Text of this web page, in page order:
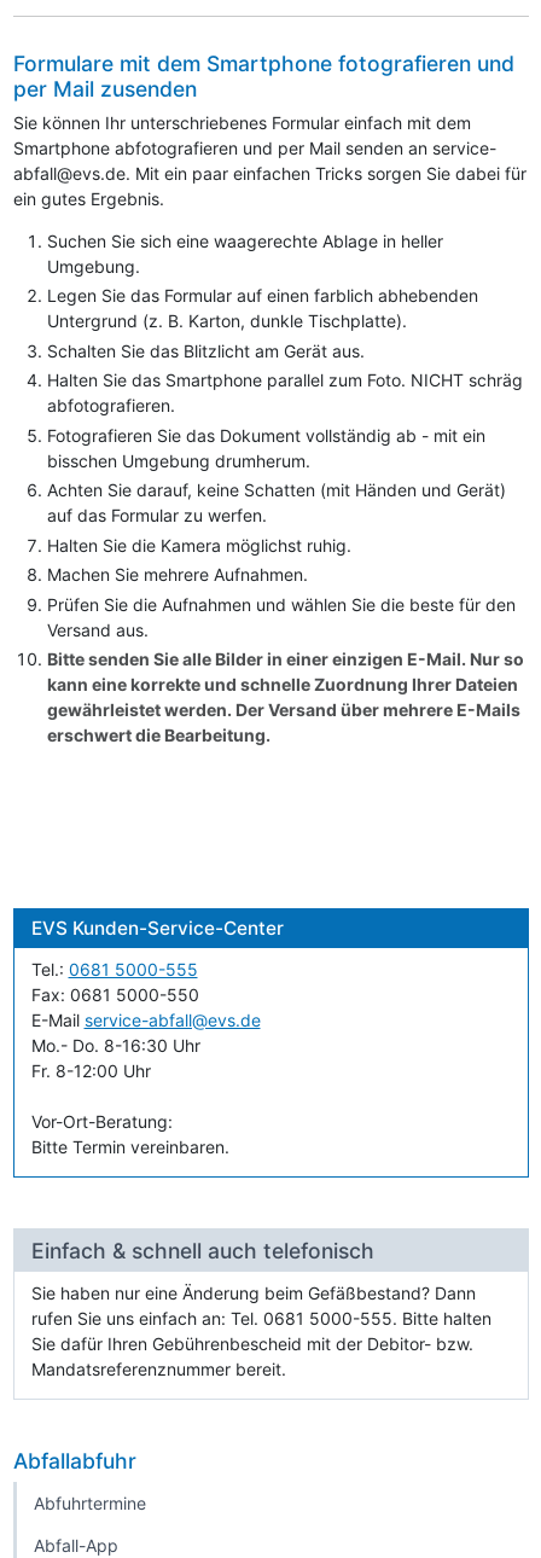
Formulare mit dem Smartphone fotografieren und
per Mail zusenden
Sie können Ihr unterschriebenes Formular einfach mit dem
Smartphone abfotografieren und per Mail senden an service-
abfall@evs.de. Mit ein paar einfachen Tricks sorgen Sie dabei für
ein gutes Ergebnis.
Suchen Sie sich eine waagerechte Ablage in heller
Umgebung.
Legen Sie das Formular auf einen farblich abhebenden
Untergrund (z. B. Karton, dunkle Tischplatte).
Schalten Sie das Blitzlicht am Gerät aus.
Halten Sie das Smartphone parallel zum Foto. NICHT schräg
abfotografieren.
Fotografieren Sie das Dokument vollständig ab - mit ein
bisschen Umgebung drumherum.
Achten Sie darauf, keine Schatten (mit Händen und Gerät)
auf das Formular zu werfen.
Halten Sie die Kamera möglichst ruhig.
Machen Sie mehrere Aufnahmen.
Prüfen Sie die Aufnahmen und wählen Sie die beste für den
Versand aus.
Bitte senden Sie alle Bilder in einer einzigen E-Mail. Nur so
kann eine korrekte und schnelle Zuordnung Ihrer Dateien
gewährleistet werden. Der Versand über mehrere E-Mails
erschwert die Bearbeitung.
Abfallabfuhr
Abfuhrtermine
Abfall-App
EVS Kunden-Service-Center
Tel.: 0681 5000-555
Fax: 0681 5000-550
E-Mail service-abfall@evs.de
Mo.- Do. 8-16:30 Uhr
Fr. 8-12:00 Uhr
Vor-Ort-Beratung:
Bitte Termin vereinbaren.
Einfach & schnell auch telefonisch
Sie haben nur eine Änderung beim Gefäßbestand? Dann
rufen Sie uns einfach an: Tel. 0681 5000-555. Bitte halten
Sie dafür Ihren Gebührenbescheid mit der Debitor- bzw.
Mandatsreferenznummer bereit.